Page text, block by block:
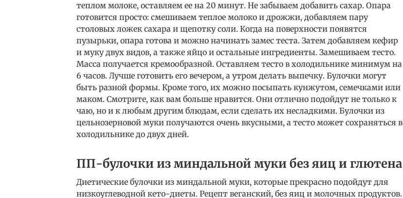
теплом молоке, оставляем ее на 20 минут. Не забываем добавить сахар. Опара
готовится просто: смешиваем теплое молоко и дрожжи, добавляем пару
столовых ложек сахара и щепотку соли. Когда на поверхности появятся
пузырьки, опара готова и можно начинать замес теста. Затем добавляем кефир
и муку двух видов, а также яйцо и остальные ингредиенты. Замешиваем тесто.
Масса получается кремообразной. Оставляем тесто в холодильнике минимум на
6 часов. Лучше готовить его вечером, а утром делать выпечку. Булочки могут
быть разной формы. Кроме того, их можно посыпать кунжутом, семечками или
маком. Смотрите, как вам больше нравится. Они отлично подойдут не только к
чаю, но и к любым другим блюдам, если сделать их несладкими. Булочки из
цельнозерновой муки получаются очень вкусными, а тесто может сохраняться в
холодильнике до двух дней.
ПП-булочки из миндальной муки без яиц и глютена
Диетические булочки из миндальной муки, которые прекрасно подойдут для
низкоуглеводной кето-диеты. Рецепт веганский, без яиц и молочных продуктов.